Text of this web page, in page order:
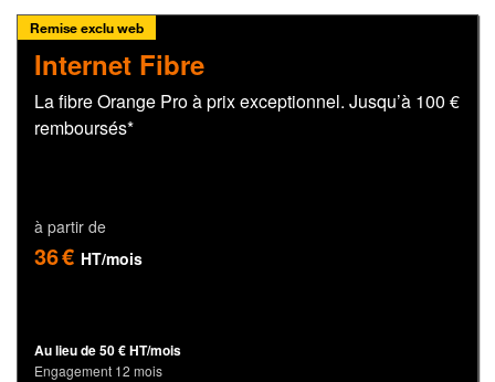
Remise exclu web
Internet Fibre
La fibre Orange Pro à prix exceptionnel. Jusqu’à 100 €
remboursés*
à partir de
36 € HT/mois
Au lieu de 50 € HT/mois
Engagement 12 mois